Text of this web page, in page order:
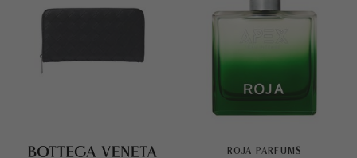
ROJA PARFUMS